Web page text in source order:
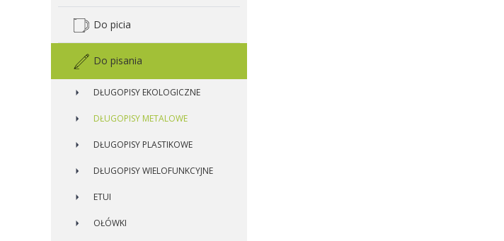
Do picia
Do pisania
DŁUGOPISY EKOLOGICZNE
DŁUGOPISY METALOWE
DŁUGOPISY PLASTIKOWE
DŁUGOPISY WIELOFUNKCYJNE
ETUI
OŁÓWKI